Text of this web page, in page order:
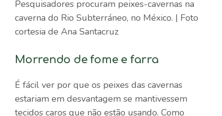
Pesquisadores procuram peixes-cavernas na
caverna do Rio Subterráneo, no México. | Foto
cortesia de Ana Santacruz
Morrendo de fome e farra
É fácil ver por que os peixes das cavernas
estariam em desvantagem se mantivessem
tecidos caros que não estão usando. Como